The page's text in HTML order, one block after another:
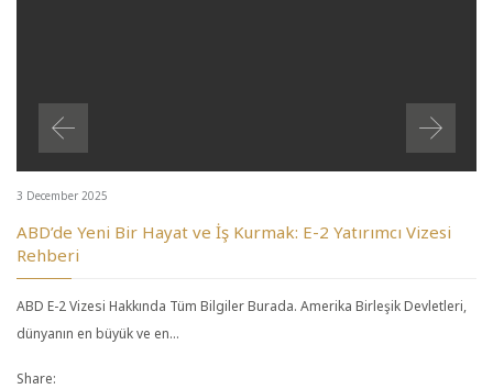
3 December 2025
ABD’de Yeni Bir Hayat ve İş Kurmak: E-2 Yatırımcı Vizesi
Rehberi
ABD E-2 Vizesi Hakkında Tüm Bilgiler Burada. Amerika Birleşik Devletleri,
dünyanın en büyük ve en…
Share: